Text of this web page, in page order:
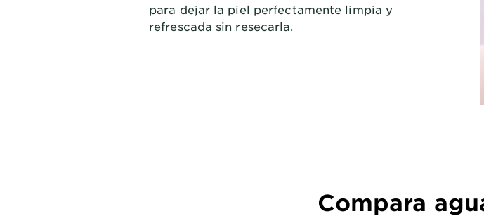
para dejar la piel perfectamente limpia y
refrescada sin resecarla.
Compara